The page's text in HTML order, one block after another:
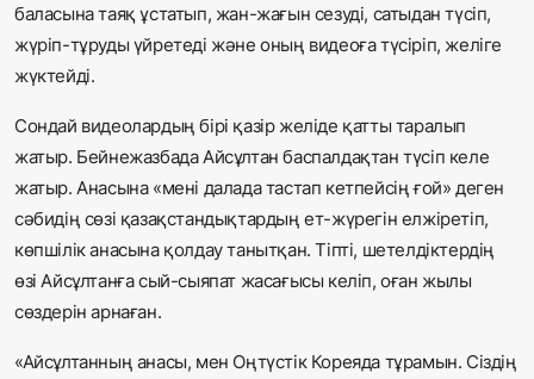
баласына таяқ ұстатып, жан-жағын сезуді, сатыдан түсіп,
жүріп-тұруды үйретеді және оның видеоға түсіріп, желіге
жүктейді.
Сондай видеолардың бірі қазір желіде қатты таралып
жатыр. Бейнежазбада Айсұлтан баспалдақтан түсіп келе
жатыр. Анасына «мені далада тастап кетпейсің ғой» деген
сәбидің сөзі қазақстандықтардың ет-жүрегін елжіретіп,
көпшілік анасына қолдау танытқан. Тіпті, шетелдіктердің
өзі Айсұлтанға сый-сыяпат жасағысы келіп, оған жылы
сөздерін арнаған.
«Айсұлтанның анасы, мен Оңтүстік Кореяда тұрамын. Сіздің